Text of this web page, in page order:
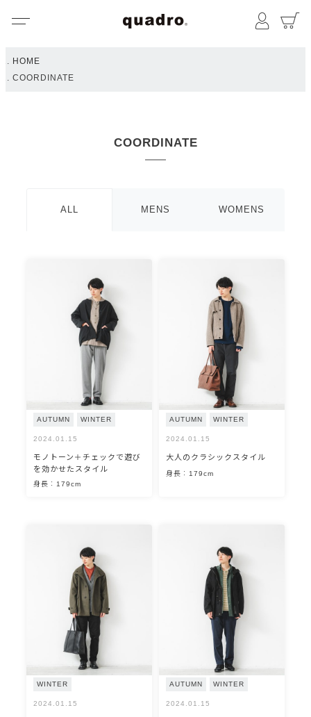
マイペ
HOME
COORDINATE
COORDINATE
ALL MENS WOMENS
AUTUMN WINTER
2024.01.15
モノトーン＋チェックで遊び
を効かせたスタイル
身長：179cm
AUTUMN WINTER
2024.01.15
大人のクラシックスタイル
身長：179cm
WINTER
2024.01.15
AUTUMN WINTER
2024.01.15